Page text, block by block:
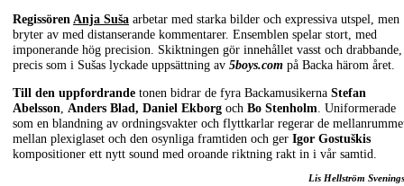
Regissören Anja Suša arbetar med starka bilder och expressiva utspel, men
bryter av med distanserande kommentarer. Ensemblen spelar stort, med
imponerande hög precision. Skiktningen gör innehållet vasst och drabbande,
precis som i Sušas lyckade uppsättning av 5boys.com på Backa härom året.
Till den uppfordrande tonen bidrar de fyra Backamusikerna Stefan
Abelsson
Anders Blad, Daniel Ekborg och Bo Stenholm . Uniformerade
som en blandning av ordningsvakter och flyttkarlar regerar de
mellan plexiglaset och den osynliga framtiden och ger Igor Gostuškis
kompositioner ett nytt sound med oroande riktning rakt in i vår samtid.
Lis Hellström